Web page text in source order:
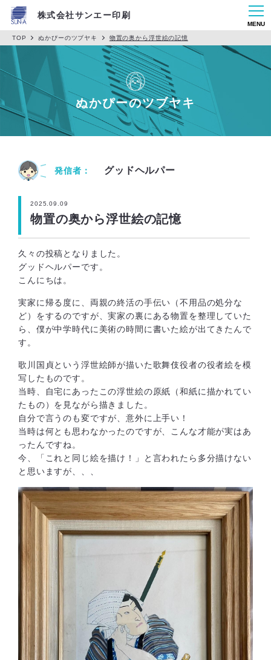
株式会社サンエー印刷
MENU
TOP ぬかぴーのツブヤキ 物置の奥から浮世絵の記憶
ぬかぴーのツブヤキ
発信者： グッドヘルパー
2025.09.09
物置の奥から浮世絵の記憶
久々の投稿となりました。
グッドヘルパーです。
こんにちは。
実家に帰る度に、両親の終活の手伝い（不用品の処分な
ど）をするのですが、実家の裏にある物置を整理していた
ら、僕が中学時代に美術の時間に書いた絵が出てきたんで
す。
歌川国貞という浮世絵師が描いた歌舞伎役者の役者絵を模
写したものです。
当時、自宅にあったこの浮世絵の原紙（和紙に描かれてい
たもの）を見ながら描きました。
自分で言うのも変ですが、意外に上手い！
当時は何とも思わなかったのですが、こんな才能が実はあ
ったんですね。
今、「これと同じ絵を描け！」と言われたら多分描けない
と思いますが、、、